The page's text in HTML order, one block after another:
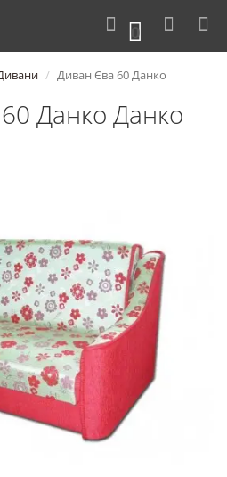
0
Диван Єва 60 Данко
Данко Данко